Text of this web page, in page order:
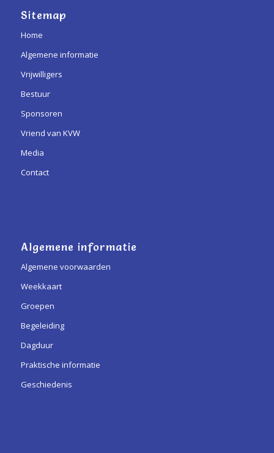
Sitemap
Home
Algemene informatie
Vrijwilligers
Bestuur
Sponsoren
Vriend van KVW
Media
Contact
Algemene informatie
Algemene voorwaarden
Weekkaart
Groepen
Begeleiding
Dagduur
Praktische informatie
Geschiedenis